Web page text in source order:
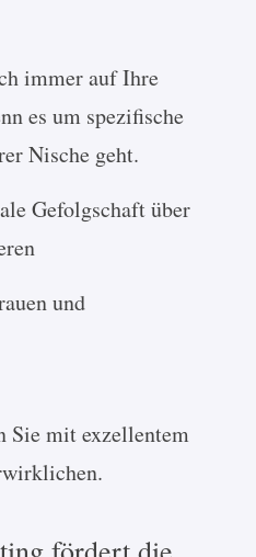
immer auf Ihre
es um spezifische
Nische geht.
Gefolgschaft über
und
Sie mit exzellentem